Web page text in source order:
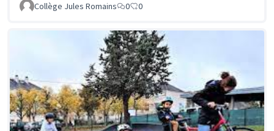
Collège Jules Romains
0 0